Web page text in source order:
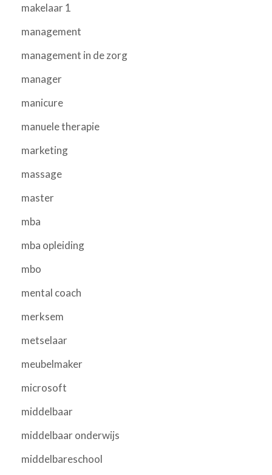
makelaar 1
management
management in de zorg
manager
manicure
manuele therapie
marketing
massage
master
mba
mba opleiding
mbo
mental coach
merksem
metselaar
meubelmaker
microsoft
middelbaar
middelbaar onderwijs
middelbareschool